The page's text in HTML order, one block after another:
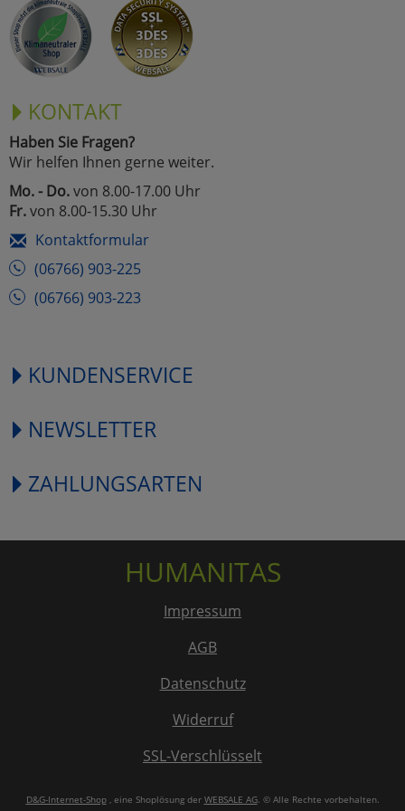
KONTAKT
Haben Sie Fragen?
Wir helfen Ihnen gerne weiter.
Mo. - Do.von 8.00-17.00 Uhr
Fr.von 8.00-15.30 Uhr
Kontaktformular
(06766) 903-225
(06766) 903-223
KUNDENSERVICE
NEWSLETTER
ZAHLUNGSARTEN
HUMANITAS
Impressum
AGB
Datenschutz
Widerruf
SSL-Verschlüsselt
D&G-Internet-Shop, eine Shoplösung der WEBSALE AG. © Alle Rechte vorbehalten.
Marketing
Alle Akzeptieren
Cookies
Einstellungen speichern